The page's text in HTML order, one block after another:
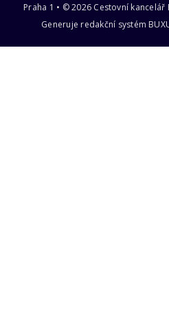
Praha 1 • © 2026 Cestovní
Generuje redakční systém